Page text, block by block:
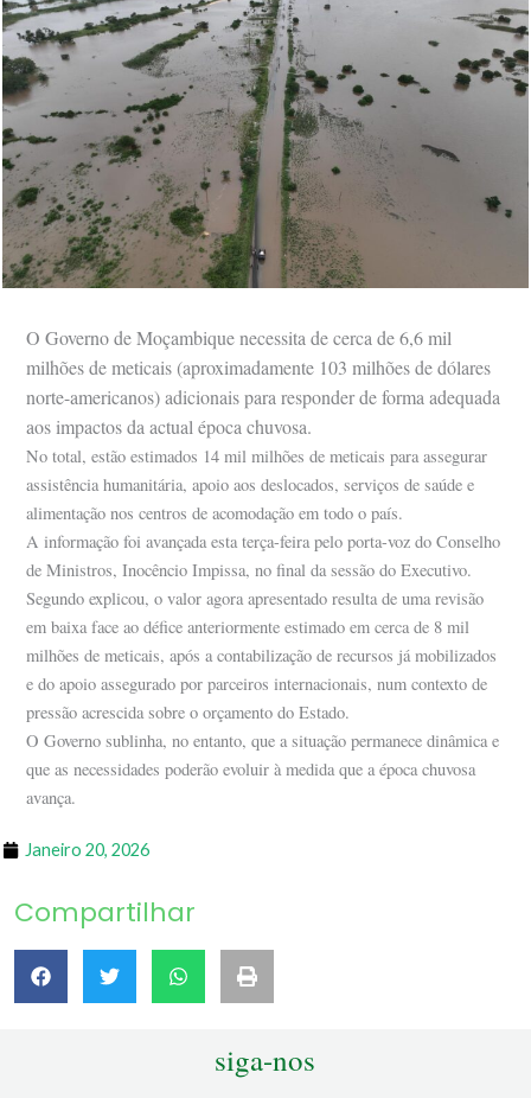
O Governo de Moçambique necessita de cerca de 6,6 mil
milhões de meticais (aproximadamente 103 milhões de dólares
norte-americanos) adicionais para responder de forma adequada
aos impactos da actual época chuvosa.
No total, estão estimados 14 mil milhões de meticais para assegurar
assistência humanitária, apoio aos deslocados, serviços de saúde e
alimentação nos centros de acomodação em todo o país.
A informação foi avançada esta terça-feira pelo porta-voz do Conselho
de Ministros, Inocêncio Impissa, no final da sessão do Executivo.
Segundo explicou, o valor agora apresentado resulta de uma revisão
em baixa face ao défice anteriormente estimado em cerca de 8 mil
milhões de meticais, após a contabilização de recursos já mobilizados
e do apoio assegurado por parceiros internacionais, num contexto de
pressão acrescida sobre o orçamento do Estado.
O Governo sublinha, no entanto, que a situação permanece dinâmica e
que as necessidades poderão evoluir à medida que a época chuvosa
avança.
Janeiro 20, 2026
Compartilhar
siga-nos